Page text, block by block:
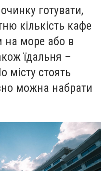
готувати,
кількість кафе
на море або в
їдальня –
місту стоять
можна набрати